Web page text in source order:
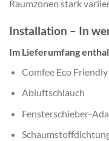
Raumzonen stark
Installation – In
Im Lieferumfang
Comfee Eco
Abluftschlauch
Fensterschieber-